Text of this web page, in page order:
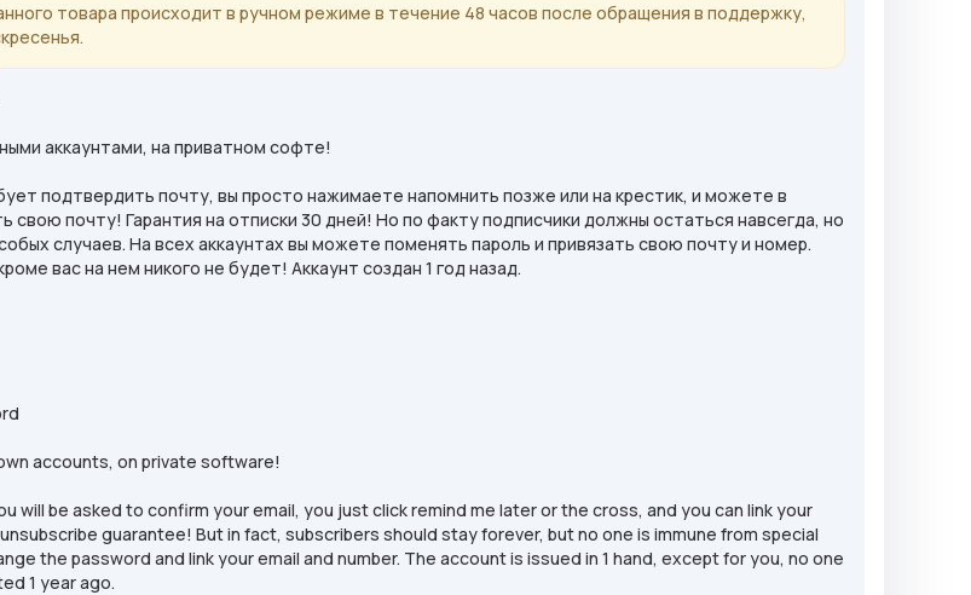
товара происходит в ручном режиме в течение 48 часов после обращения в поддержку,
аккаунтами, на приватном софте!
подтвердить почту, вы просто нажимаете напомнить позже или на крестик, и можете в
свою почту! Гарантия на отписки 30 дней! Но по факту подписчики должны остаться навсегда, но
случаев. На всех аккаунтах вы можете поменять пароль и привязать свою почту и номер.
вас на нем никого не будет! Аккаунт создан 1 год назад.
accounts, on private software!
will be asked to confirm your email, you just click remind me later or the cross, and you can link your
guarantee! But in fact, subscribers should stay forever, but no one is immune from special
the password and link your email and number. The account is issued in 1 hand, except for you, no one
1 year ago.